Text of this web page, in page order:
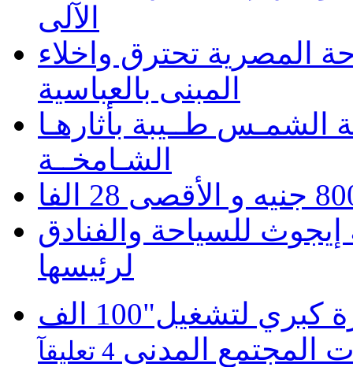
الآلى
المصرية تحترق واخلاء
المبنى بالعباسية
طــيبة بأثارهـا
الشـامخــة
للسياحة والفنادق
لرئيسها
موبينيل تطلق مبادرة كبري لتشغيل"100 الف
المجتمع المدنى 4 تعليقآ